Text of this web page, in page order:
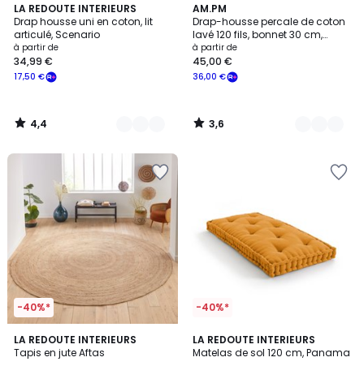
LA REDOUTE INTERIEURS
Drap housse uni en coton, lit
articulé, Scenario
à partir de
17,50 €
34,99 €
4,4
/ 5
22
Couleurs
4,4
/
AM.PM
Drap-housse percale de coton
lavé 120 fils, bonnet 30 cm,
SABBAL
à partir de
36,00 €
45,00 €
3,6
/ 5
9
Couleurs
3,6
/
-40%*
LA REDOUTE INTERIEURS
Tapis en jute Aftas
4,2
/ 5
-40%*
LA REDOUTE INTERIEURS
Matelas de sol 120 cm, Panama
4
/
8
Couleurs